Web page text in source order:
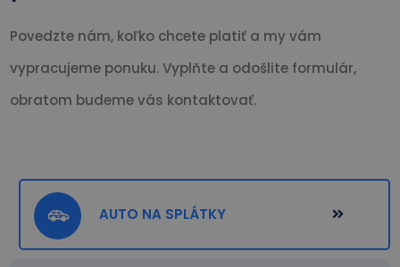
Povedzte nám, koľko chcete platiť a my vám
vypracujeme ponuku. Vyplňte a odošlite formulár,
obratom budeme vás kontaktovať.
AUTO NA SPLÁTKY